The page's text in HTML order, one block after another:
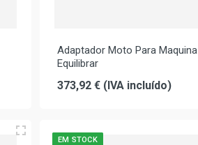
Adaptador Moto Para Maquina
Equilibrar
373,92 € (IVA incluído)
EM STOCK